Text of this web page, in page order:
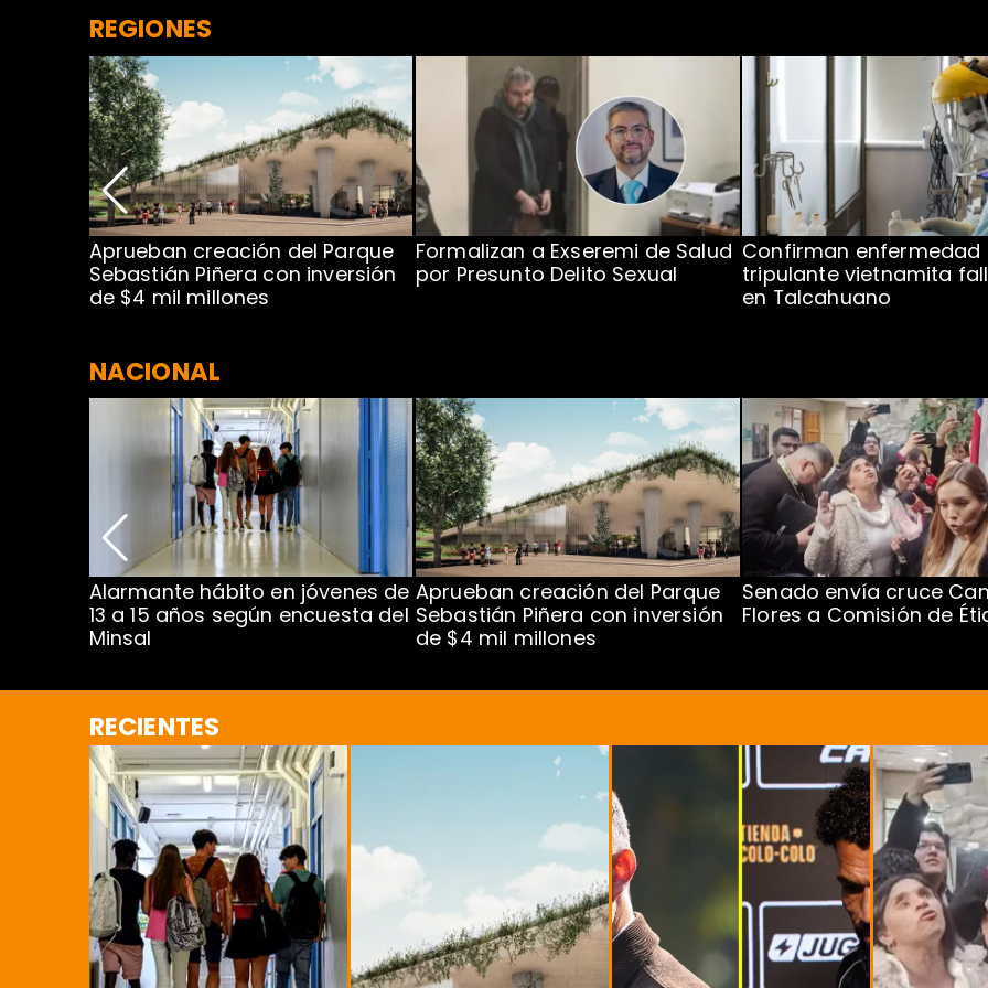
REGIONES
Aprueban creación del Parque
Sebastián Piñera con inversión
de $4 mil millones
Formalizan a Exseremi de Salud
por Presunto Delito Sexual
Confirman enfermedad
tripulante vietnamita
en Talcahuano
NACIONAL
Alarmante hábito en jóvenes de
13 a 15 años según encuesta del
Minsal
Aprueban creación del Parque
Sebastián Piñera con inversión
de $4 mil millones
Senado envía cruce
Flores a Comisión de
RECIENTES